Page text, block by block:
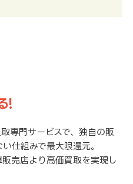
!
専門サービスで、独自の販
仕組みで最大限還元。
売店より高価買取を実現し